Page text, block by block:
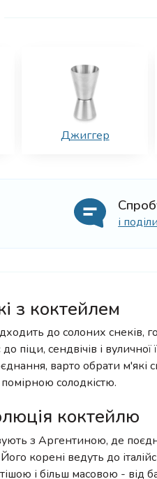
Джиггер
і
з коктейлем
до солоних снеків,
піци, сендвічів і
варто обрати
солодкістю.
коктейлю
з Аргентиною, де
Його корені ведуть до
і більш масовою - від